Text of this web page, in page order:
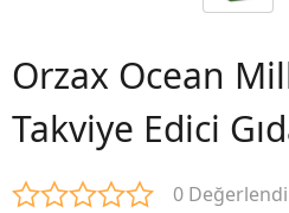
Orzax Ocean
Takviye Edici
0